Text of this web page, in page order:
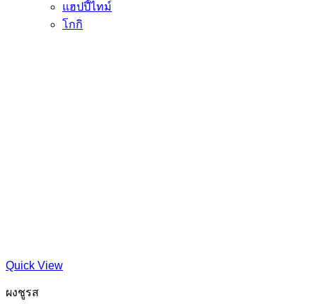
แฮปปี้ไทม์
โกกิ
Quick View
ผงชูรส